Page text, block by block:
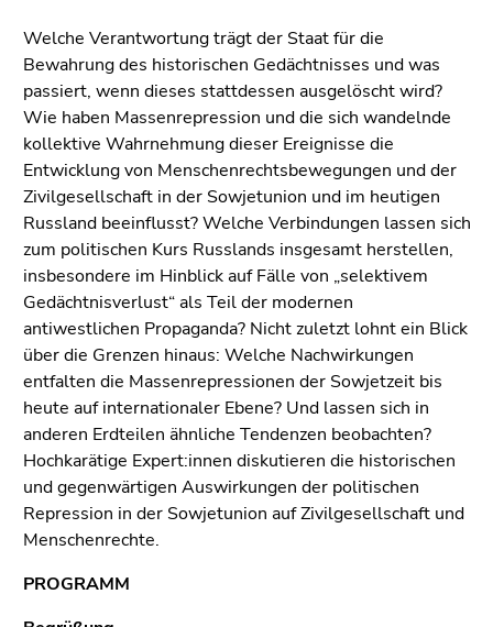
Welche Verantwortung trägt der Staat für die
Bewahrung des historischen Gedächtnisses und was
passiert, wenn dieses stattdessen ausgelöscht wird?
Wie haben Massenrepression und die sich wandelnde
kollektive Wahrnehmung dieser Ereignisse die
Entwicklung von Menschenrechtsbewegungen und der
Zivilgesellschaft in der Sowjetunion und im heutigen
Russland beeinflusst? Welche Verbindungen lassen sich
zum politischen Kurs Russlands insgesamt herstellen,
insbesondere im Hinblick auf Fälle von „selektivem
Gedächtnisverlust“ als Teil der modernen
antiwestlichen Propaganda? Nicht zuletzt lohnt ein Blick
über die Grenzen hinaus: Welche Nachwirkungen
entfalten die Massenrepressionen der Sowjetzeit bis
heute auf internationaler Ebene? Und lassen sich in
anderen Erdteilen ähnliche Tendenzen beobachten?
Hochkarätige Expert:innen diskutieren die historischen
und gegenwärtigen Auswirkungen der politischen
Repression in der Sowjetunion auf Zivilgesellschaft und
Menschenrechte.
PROGRAMM